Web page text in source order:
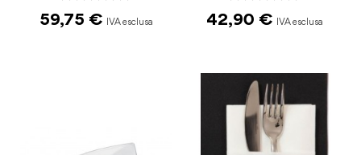
59,75 € 42,90 €